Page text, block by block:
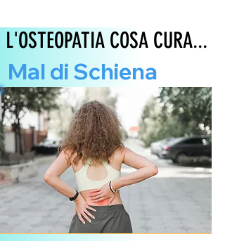
L'OSTEOPATIA COSA CURA...
Mal di Schiena